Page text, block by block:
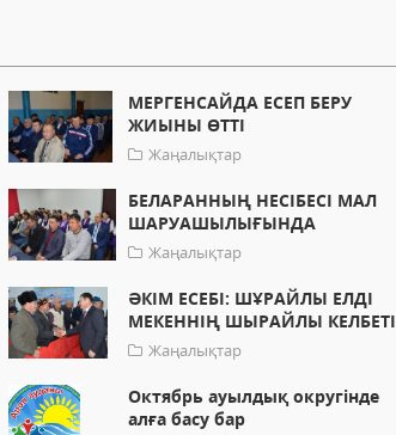
МЕРГЕНСАЙДА ЕСЕП БЕРУ
ЖИЫНЫ ӨТТІ
Жаңалықтар
БЕЛАРАННЫҢ НЕСІБЕСІ МАЛ
ШАРУАШЫЛЫҒЫНДА
Жаңалықтар
ӘКІМ ЕСЕБІ: ШҰРАЙЛЫ ЕЛДІ
МЕКЕННІҢ ШЫРАЙЛЫ КЕЛБЕТІ
Жаңалықтар
Октябрь ауылдық округінде
алға басу бар